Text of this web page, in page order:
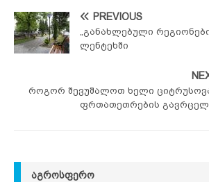
PREVIOUS
„განახლებული
ლენტეხში
როგორ შევუშალოთ ხელი
ფრთათეთრების
ᲐᲒᲠᲝᲡᲤᲔᲠᲝ